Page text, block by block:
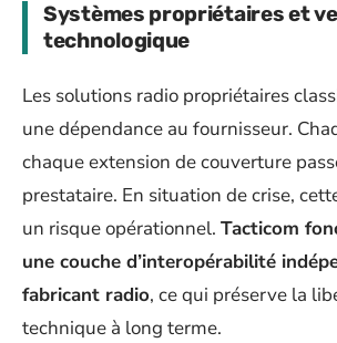
Systèmes propriétaires et
technologique
Les solutions radio propriétaires
une dépendance au fournisseur.
chaque extension de couverture
prestataire. En situation de crise,
un risque opérationnel. Tacticom
une couche d’interopérabilité
fabricant radio, ce qui préserve la
technique à long terme.